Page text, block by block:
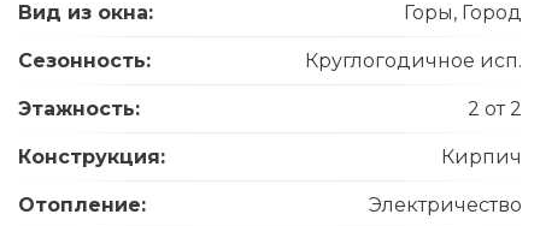
Вид из окна: Горы, Город
Сезонность: Круглогодичное исп.
Этажность: 2 от 2
Конструкция: Кирпич
Отопление: Электричество